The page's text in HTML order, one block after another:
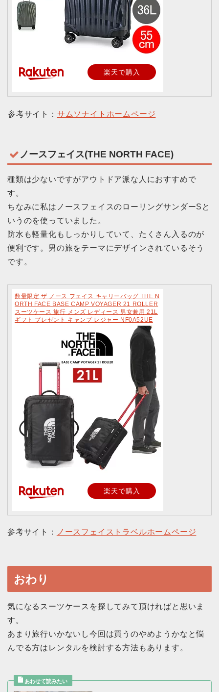
楽天で購入
参考サイト： サムソナイトホームページ
ノースフェイス(THE NORTH FACE)
種類は少ないですがアウトドア派な人におすすめで
す。
ちなみに私はノースフェイスのローリングサンダーSと
いうのを使っていました。
防水も軽量化もしっかりしていて、たくさん入るのが
便利です。男の旅をテーマにデザインされているそう
です。
数量限定 ザ ノース フェイス キャリーバッグ THE N
ORTH FACE BASE CAMP VOYAGER 21 ROLLER
スーツケース 旅行 メンズ レディース 男女兼用 21L
ギフト プレゼント キャンプ レジャー NF0A52UE
楽天で購入
参考サイト： ノースフェイストラベルホームページ
おわり
気になるスーツケースを探してみて頂ければと思いま
す。
あまり旅行いかないし今回は買うのやめようかなと悩
んでる方はレンタルを検討する方法もあります。